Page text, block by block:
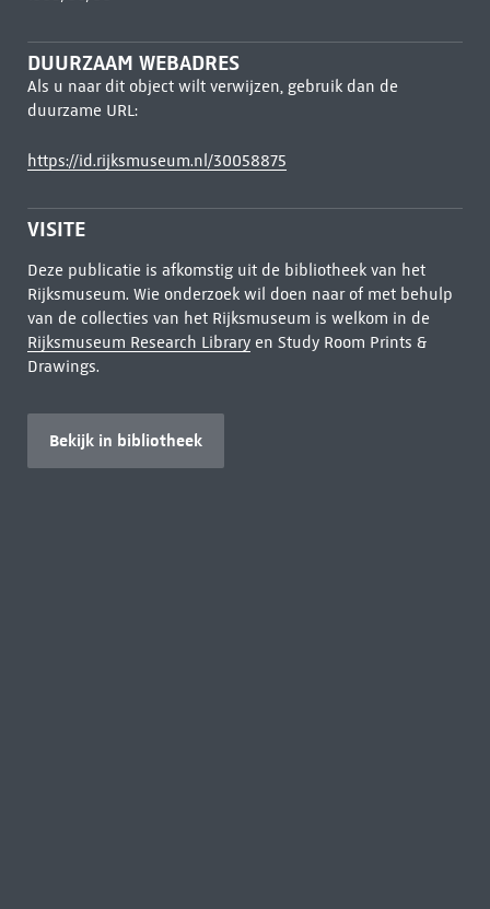
DUURZAAM WEBADRES
Als u naar dit object wilt verwijzen, gebruik dan de
duurzame URL:
https://id.rijksmuseum.nl/30058875
VISITE
Deze publicatie is afkomstig uit de bibliotheek van het
Rijksmuseum. Wie onderzoek wil doen naar of met behulp
van de collecties van het Rijksmuseum is welkom in de
Rijksmuseum Research Libraryen Study Room Prints &
Drawings.
Bekijk in bibliotheek